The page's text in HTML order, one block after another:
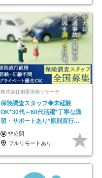
株式会社損害保険リサーチ
保険調査スタッフ◆未経験
OK*30代～60代活躍*丁寧な講
習・サポートあり*原則直行直
帰／全国募集・業務委託
非公開
フルリモートあり